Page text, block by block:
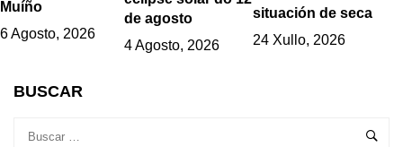
Muíño
6 Agosto, 2026
de agosto
4 Agosto, 2026
situación de seca
24 Xullo, 2026
BUSCAR